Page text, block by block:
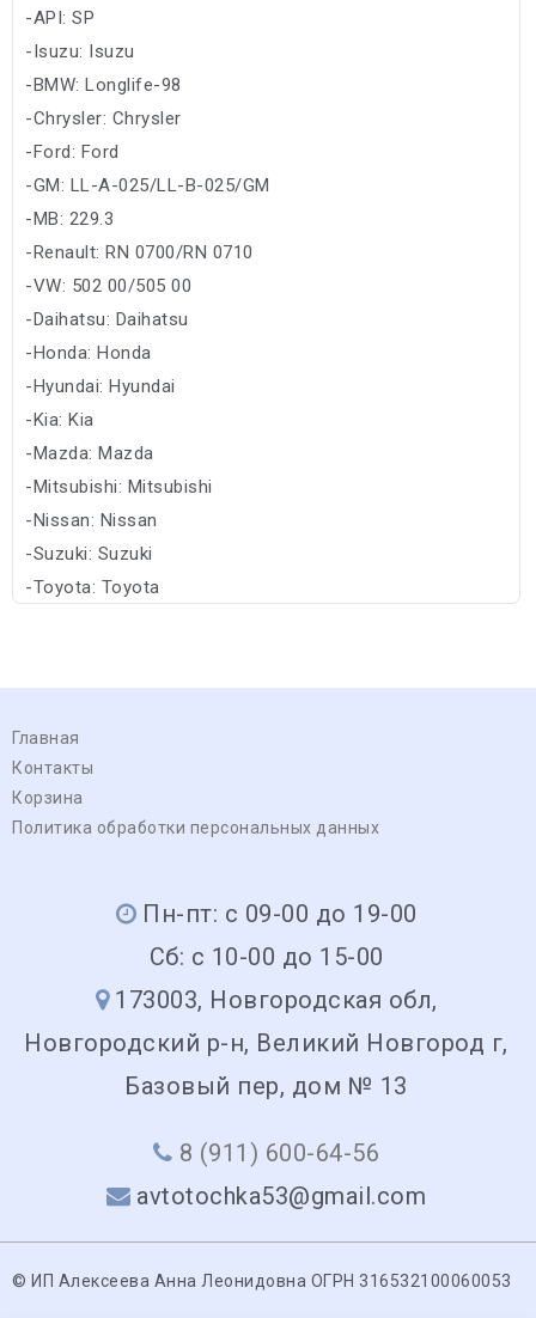
-API: SP
-Isuzu: Isuzu
-BMW: Longlife-98
-Chrysler: Chrysler
-Ford: Ford
-GM: LL-A-025/LL-B-025/GM
-MB: 229.3
-Renault: RN 0700/RN 0710
-VW: 502 00/505 00
-Daihatsu: Daihatsu
-Honda: Honda
-Hyundai: Hyundai
-Kia: Kia
-Mazda: Mazda
-Mitsubishi: Mitsubishi
-Nissan: Nissan
-Suzuki: Suzuki
-Toyota: Toyota
Главная
Контакты
Корзина
Политика обработки персональных данных
Пн-пт: с 09-00 до 19-00
Сб: с 10-00 до 15-00
173003, Новгородская обл,
Новгородский р-н, Великий Новгород г,
Базовый пер, дом № 13
8 (911) 600-64-56
avtotochka53@gmail.com
© ИП Алексеева Анна Леонидовна ОГРН 316532100060053